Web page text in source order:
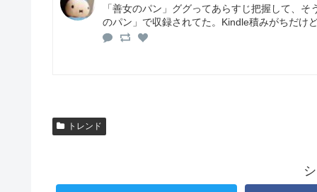
「善女のパン」ググってあらすじ把握して、
のパン」で収録されてた。Kindle積みがちだけ
トレンド